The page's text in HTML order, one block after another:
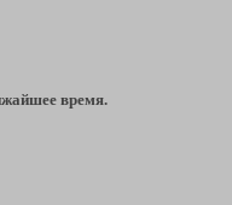
время.